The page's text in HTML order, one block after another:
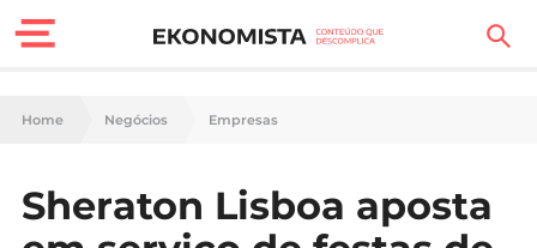
Finanças Pessoais
Carreira
Home Negócios Empresas
Sheraton Lisboa aposta